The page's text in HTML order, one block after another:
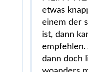
etwas
einem der
ist, dann
empfehlen.
dann doch